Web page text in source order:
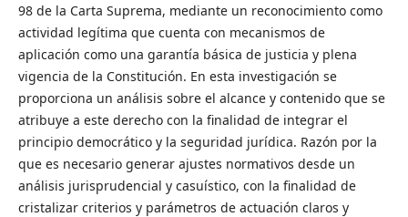
98 de la Carta Suprema, mediante un reconocimiento como
actividad legítima que cuenta con mecanismos de
aplicación como una garantía básica de justicia y plena
vigencia de la Constitución. En esta investigación se
proporciona un análisis sobre el alcance y contenido que se
atribuye a este derecho con la finalidad de integrar el
principio democrático y la seguridad jurídica. Razón por la
que es necesario generar ajustes normativos desde un
análisis jurisprudencial y casuístico, con la finalidad de
cristalizar criterios y parámetros de actuación claros y